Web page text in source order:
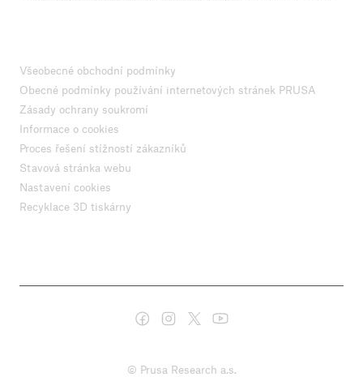
Všeobecné obchodní podmínky
Obecné podmínky používání internetových stránek PRUSA
Zásady ochrany soukromí
Informace o cookies
Proces řešení stížností zákazníků
Stavová stránka webu
Nastavení cookies
Recyklace 3D tiskárny
© Prusa Research a.s.